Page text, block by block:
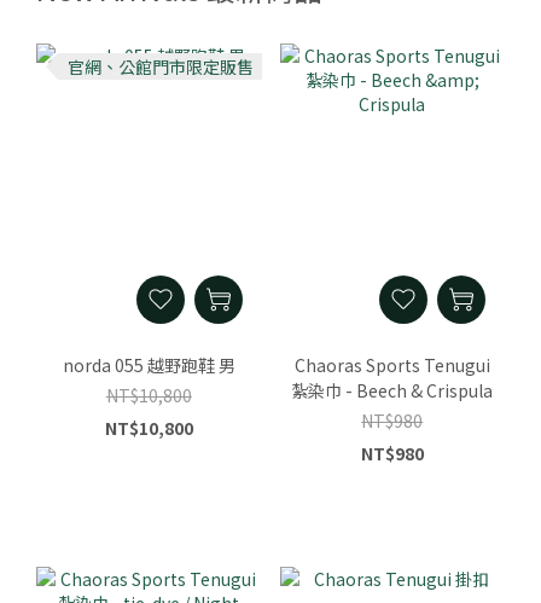
官網、公館門市限定販售
norda 055 越野跑鞋 男
NT$10,800
NT$10,800
Chaoras Sports Tenugui
紮染巾 - Beech & Crispula
NT$980
NT$980